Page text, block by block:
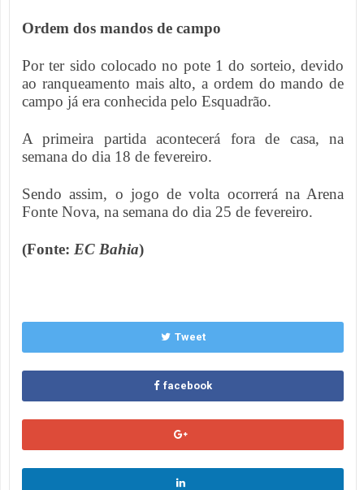
Ordem dos mandos de campo
Por ter sido colocado no pote 1 do sorteio, devido
ao ranqueamento mais alto, a ordem do mando de
campo já era conhecida pelo Esquadrão.
A primeira partida acontecerá fora de casa, na
semana do dia 18 de fevereiro.
Sendo assim, o jogo de volta ocorrerá na Arena
Fonte Nova, na semana do dia 25 de fevereiro.
(Fonte: EC Bahia)
Tweet
facebook